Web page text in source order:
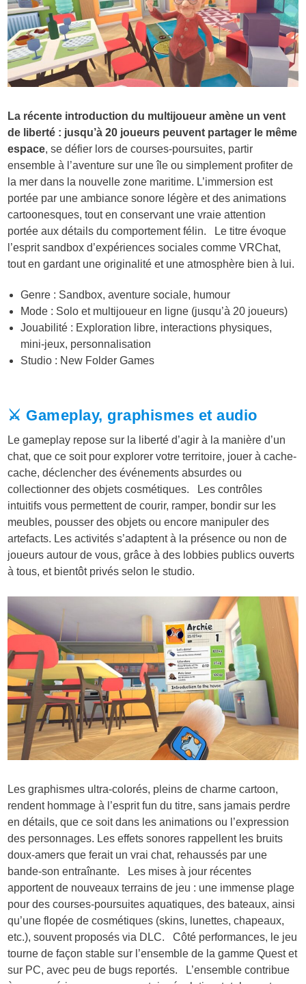
La récente introduction du multijoueur amène un vent
de liberté : jusqu’à 20 joueurs peuvent partager le même
espace, se défier lors de courses-poursuites, partir
ensemble à l’aventure sur une île ou simplement profiter de
la mer dans la nouvelle zone maritime. L’immersion est
portée par une ambiance sonore légère et des animations
cartoonesques, tout en conservant une vraie attention
portée aux détails du comportement félin. Le titre évoque
l’esprit sandbox d’expériences sociales comme VRChat,
tout en gardant une originalité et une atmosphère bien à lui.
Genre : Sandbox, aventure sociale, humour
Mode : Solo et multijoueur en ligne (jusqu’à 20 joueurs)
Jouabilité : Exploration libre, interactions physiques,
mini-jeux, personnalisation
Studio : New Folder Games
⚔️ Gameplay, graphismes et audio
Le gameplay repose sur la liberté d’agir à la manière d’un
chat, que ce soit pour explorer votre territoire, jouer à cache-
cache, déclencher des événements absurdes ou
collectionner des objets cosmétiques. Les contrôles
intuitifs vous permettent de courir, ramper, bondir sur les
meubles, pousser des objets ou encore manipuler des
artefacts. Les activités s’adaptent à la présence ou non de
joueurs autour de vous, grâce à des lobbies publics ouverts
à tous, et bientôt privés selon le studio.
Les graphismes ultra-colorés, pleins de charme cartoon,
rendent hommage à l’esprit fun du titre, sans jamais perdre
en détails, que ce soit dans les animations ou l’expression
des personnages. Les effets sonores rappellent les bruits
doux-amers que ferait un vrai chat, rehaussés par une
bande-son entraînante. Les mises à jour récentes
apportent de nouveaux terrains de jeu : une immense plage
pour des courses-poursuites aquatiques, des bateaux, ainsi
qu’une flopée de cosmétiques (skins, lunettes, chapeaux,
etc.), souvent proposés via DLC. Côté performances, le jeu
tourne de façon stable sur l’ensemble de la gamme Quest et
sur PC, avec peu de bugs reportés. L’ensemble contribue